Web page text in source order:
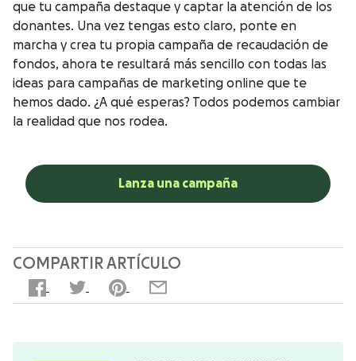
que tu campaña destaque y captar la atención de los
donantes. Una vez tengas esto claro, ponte en
marcha y crea tu propia campaña de recaudación de
fondos, ahora te resultará más sencillo con todas las
ideas para campañas de marketing online que te
hemos dado. ¿A qué esperas? Todos podemos cambiar
la realidad que nos rodea.
Lanza una campaña
COMPARTIR ARTÍCULO